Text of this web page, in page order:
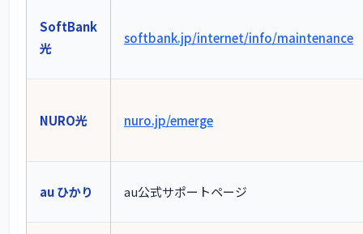
SoftBank
光
softbank.jp/internet/info/maintenance
NURO光 nuro.jp/emerge
au ひかり au公式サポートページ